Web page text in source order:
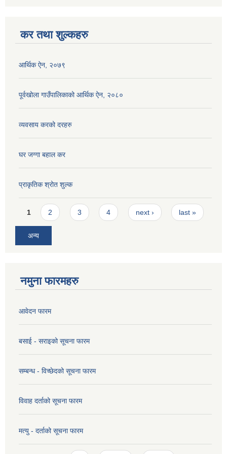
कर तथा शुल्कहरु
आर्थिक ऐन, २०७९
पूर्वखोला गाउँपालिकाको आर्थिक ऐन, २०८०
व्यवसाय करको दरहरु
घर जग्गा बहाल कर
प्राकृतिक श्रोत शुल्क
Pages
1 2 3 4 next › last »
अन्य
नमुना फारमहरु
आवेदन फारम
बसाई - सराइको सूचना फारम
सम्बन्ध - विच्छेदको सूचना फारम
विवाह दर्ताको सूचना फारम
मत्यु - दर्ताको सूचना फारम